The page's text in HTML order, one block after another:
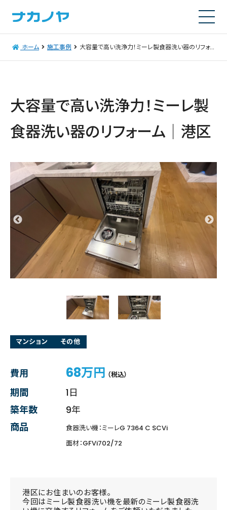
ホーム 施工事例 大容量で高い洗浄力！ミーレ製食器洗い器のリフォーム│港区
大容量で高い洗浄力！ミーレ製
食器洗い器のリフォーム│港区
マンション その他
費用 68万円 （税込）
期間
1日
築年数
9年
商品
食器洗い機：ミーレG 7364 C SCVi
面材：GFVi702/72
港区にお住まいのお客様。
今回はミーレ製食器洗い機を最新のミーレ製食器洗